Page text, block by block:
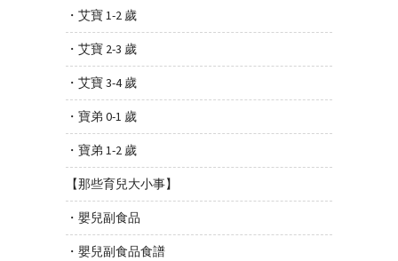
・艾寶 1-2 歲
・艾寶 2-3 歲
・艾寶 3-4 歲
・寶弟 0-1 歲
・寶弟 1-2 歲
【那些育兒大小事】
・嬰兒副食品
・嬰兒副食品食譜